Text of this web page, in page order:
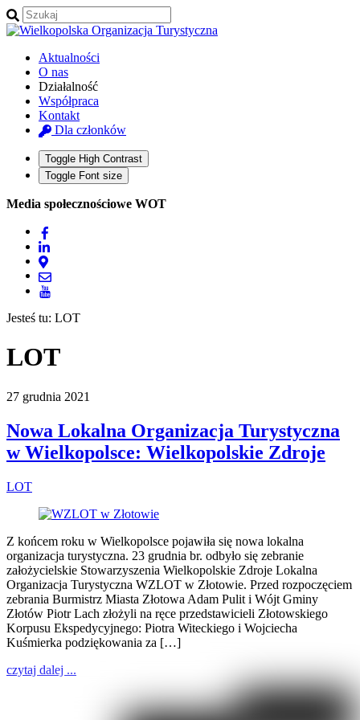
Aktualności
O nas
Działalność
Współpraca
Kontakt
Dla członków
Toggle High Contrast
Toggle Font size
Media społecznościowe WOT
Jesteś tu: LOT
LOT
27 grudnia 2021
Nowa Lokalna Organizacja Turystyczna
w Wielkopolsce: Wielkopolskie Zdroje
LOT
Z końcem roku w Wielkopolsce pojawiła się nowa lokalna
organizacja turystyczna. 23 grudnia br. odbyło się zebranie
założycielskie Stowarzyszenia Wielkopolskie Zdroje Lokalna
Organizacja Turystyczna WZLOT w Złotowie. Przed rozpoczęciem
zebrania Burmistrz Miasta Złotowa Adam Pulit i Wójt Gminy
Złotów Piotr Lach złożyli na ręce przedstawicieli Złotowskiego
Korpusu Ekspedycyjnego: Piotra Witeckiego i Wojciecha
Kuśmierka podziękowania za […]
czytaj dalej ...